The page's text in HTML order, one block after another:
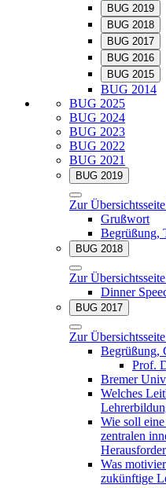
BUG 2019
BUG 2018
BUG 2017
BUG 2016
BUG 2015
BUG 2014
BUG 2025
BUG 2024
BUG 2023
BUG 2022
BUG 2021
BUG 2019
Zur Übersichtsseite
Grußwort
Begrüßung,
BUG 2018
Zur Übersichtsseite
Dinner
BUG 2017
Zur Übersichtsseite
Begrüßung,
Prof.
Bremer
Welches
Wie soll
zentralen
Was
zukünftige